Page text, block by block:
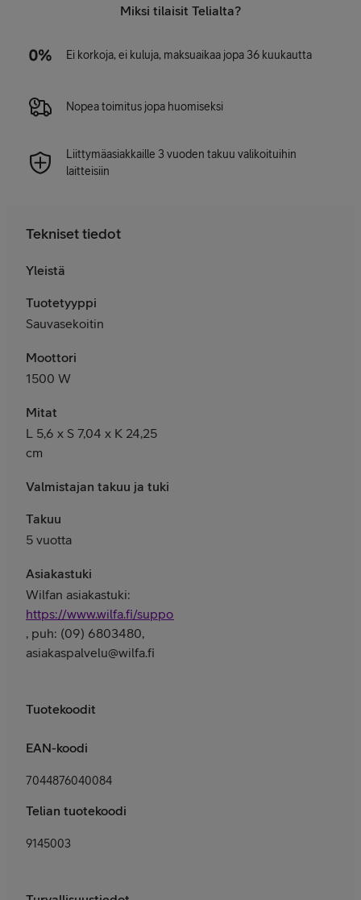
Miksi tilaisit Telialta?
Ei korkoja, ei kuluja, maksuaikaa jopa 36 kuukautta
Nopea toimitus jopa huomiseksi
Liittymäasiakkaille 3 vuoden takuu valikoituihin
laitteisiin
Tekniset tiedot
Yleistä
Tuotetyyppi
Sauvasekoitin
Moottori
1500 W
Mitat
L 5,6 x S 7,04 x K 24,25
cm
Valmistajan takuu ja tuki
Takuu
5 vuotta
Asiakastuki
Wilfan asiakastuki:
https://www.wilfa.fi/support/
, puh: (09) 6803480,
asiakaspalvelu@wilfa.fi
Tuotekoodit
EAN-koodi
7044876040084
Telian tuotekoodi
9145003